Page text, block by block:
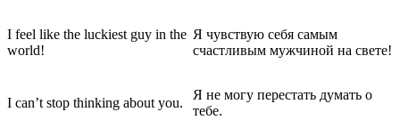
I feel like the luckiest guy in the
world!
Я чувствую себя самым
счастливым мужчиной на свете!
I can’t stop thinking about you.
Я не могу перестать думать о
тебе.